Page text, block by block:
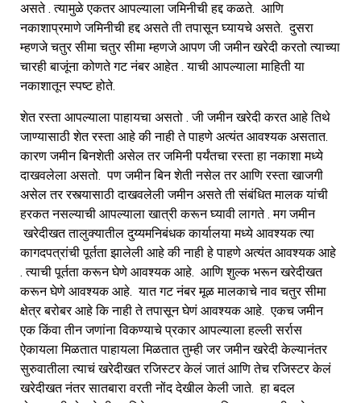
असते . त्यामुळे एकतर आपल्याला जमिनीची हद्द कळते. आणि
नकाशाप्रमाणे जमिनीची हद्द असते ती तपासून घ्यायचे असते. दुसरा
म्हणजे चतुर सीमा चतुर सीमा म्हणजे आपण जी जमीन खरेदी करतो त्याच्या
चारही बाजूंना कोणते गट नंबर आहेत . याची आपल्याला माहिती या
नकाशातून स्पष्ट होते.
शेत रस्ता आपल्याला पाहायचा असतो . जी जमीन खरेदी करत आहे तिथे
जाण्यासाठी शेत रस्ता आहे की नाही ते पाहणे अत्यंत आवश्यक असतात.
कारण जमीन बिनशेती असेल तर जमिनी पर्यंतचा रस्ता हा नकाशा मध्ये
दाखवलेला असतो. पण जमीन बिन शेती नसेल तर आणि रस्ता खाजगी
असेल तर रस्त्यासाठी दाखवलेली जमीन असते ती संबंधित मालक यांची
हरकत नसल्याची आपल्याला खात्री करून घ्यावी लागते . मग जमीन
खरेदीखत तालुक्यातील दुय्यमनिबंधक कार्यालया मध्ये आवश्यक त्या
कागदपत्रांची पूर्तता झालेली आहे की नाही हे पाहणे अत्यंत आवश्यक आहे
. त्याची पूर्तता करून घेणे आवश्यक आहे. आणि शुल्क भरून खरेदीखत
करून घेणे आवश्यक आहे. यात गट नंबर मूळ मालकाचे नाव चतुर सीमा
क्षेत्र बरोबर आहे कि नाही ते तपासून घेणं आवश्यक आहे. एकच जमीन
एक किंवा तीन जणांना विकण्याचे प्रकार आपल्याला हल्ली सर्रास
ऐकायला मिळतात पाहायला मिळतात तुम्ही जर जमीन खरेदी केल्यानंतर
सुरुवातीला त्याचं खरेदीखत रजिस्टर केलं जातं आणि तेच रजिस्टर केलं
खरेदीखत नंतर सातबारा वरती नोंद देखील केली जाते. हा बदल